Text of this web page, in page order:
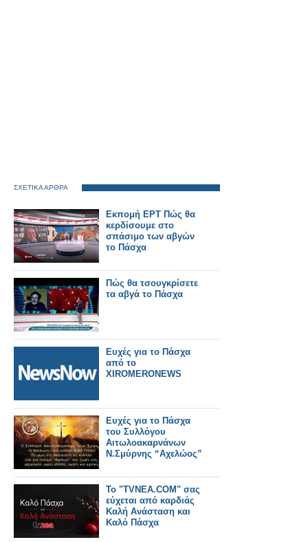
ΣΧΕΤΙΚΑ ΑΡΘΡΑ
Εκπομή ΕΡΤ Πώς θα
κερδίσουμε στο
σπάσιμο των αβγών
το Πάσχα
Πώς θα τσουγκρίσετε
τα αβγά το Πάσχα
Ευχές για το Πάσχα
από το
XIROMERONEWS
Ευχές για το Πάσχα
του Συλλόγου
Αιτωλοακαρνάνων
Ν.Σμύρνης “Αχελώος”
Το "TVNEA.COM" σας
εύχεται από καρδιάς
Καλή Ανάσταση και
Καλό Πάσχα